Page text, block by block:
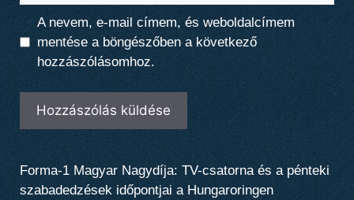
A nevem, e-mail címem, és weboldalcímem
mentése a böngészőben a következő
hozzászólásomhoz.
Forma-1 Magyar Nagydíja: TV-csatorna és a pénteki
szabadedzések időpontjai a Hungaroringen